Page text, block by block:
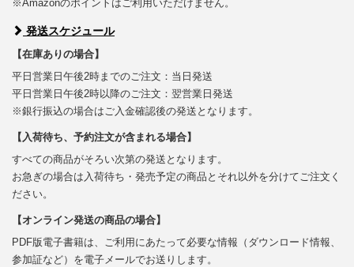
※Amazonのポイントはご利用いただけません。
発送スケジュール
【在庫ありの場合】
平日営業日午後2時までのご注文：当日発送
平日営業日午後2時以降のご注文：翌営業日発送
※銀行振込の場合はご入金確認後の発送となります。
【入荷待ち、予約注文が含まれる場合】
すべての商品がそろい次第の発送となります。
お急ぎの場合は入荷待ち・発売予定の商品とそれ以外を分けてご注文く
ださい。
【オンライン発送の商品の場合】
PDF版電子書籍は、ご利用にあたって必要な情報（ダウンロード情報、
参加証など）を電子メールでお送りします。